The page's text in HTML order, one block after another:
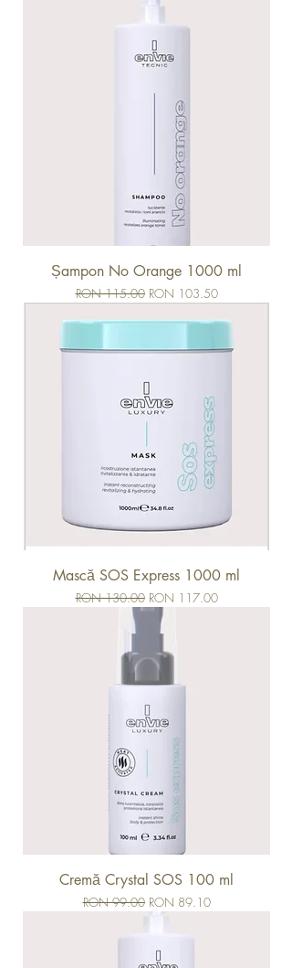
Șampon No Orange 1000 ml
Regular Price
RON 115.00 Sale Price
RON 103.50
Mască SOS Express 1000 ml
Regular Price
RON 130.00 Sale Price
RON 117.00
Cremă Crystal SOS 100 ml
Regular Price
RON 99.00 Sale Price
RON 89.10